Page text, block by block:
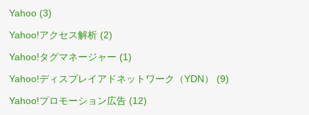
Yahoo (3)
Yahoo!アクセス解析 (2)
Yahoo!タグマネージャー (1)
Yahoo!ディスプレイアドネットワーク（YDN）
(9)
Yahoo!プロモーション広告 (12)